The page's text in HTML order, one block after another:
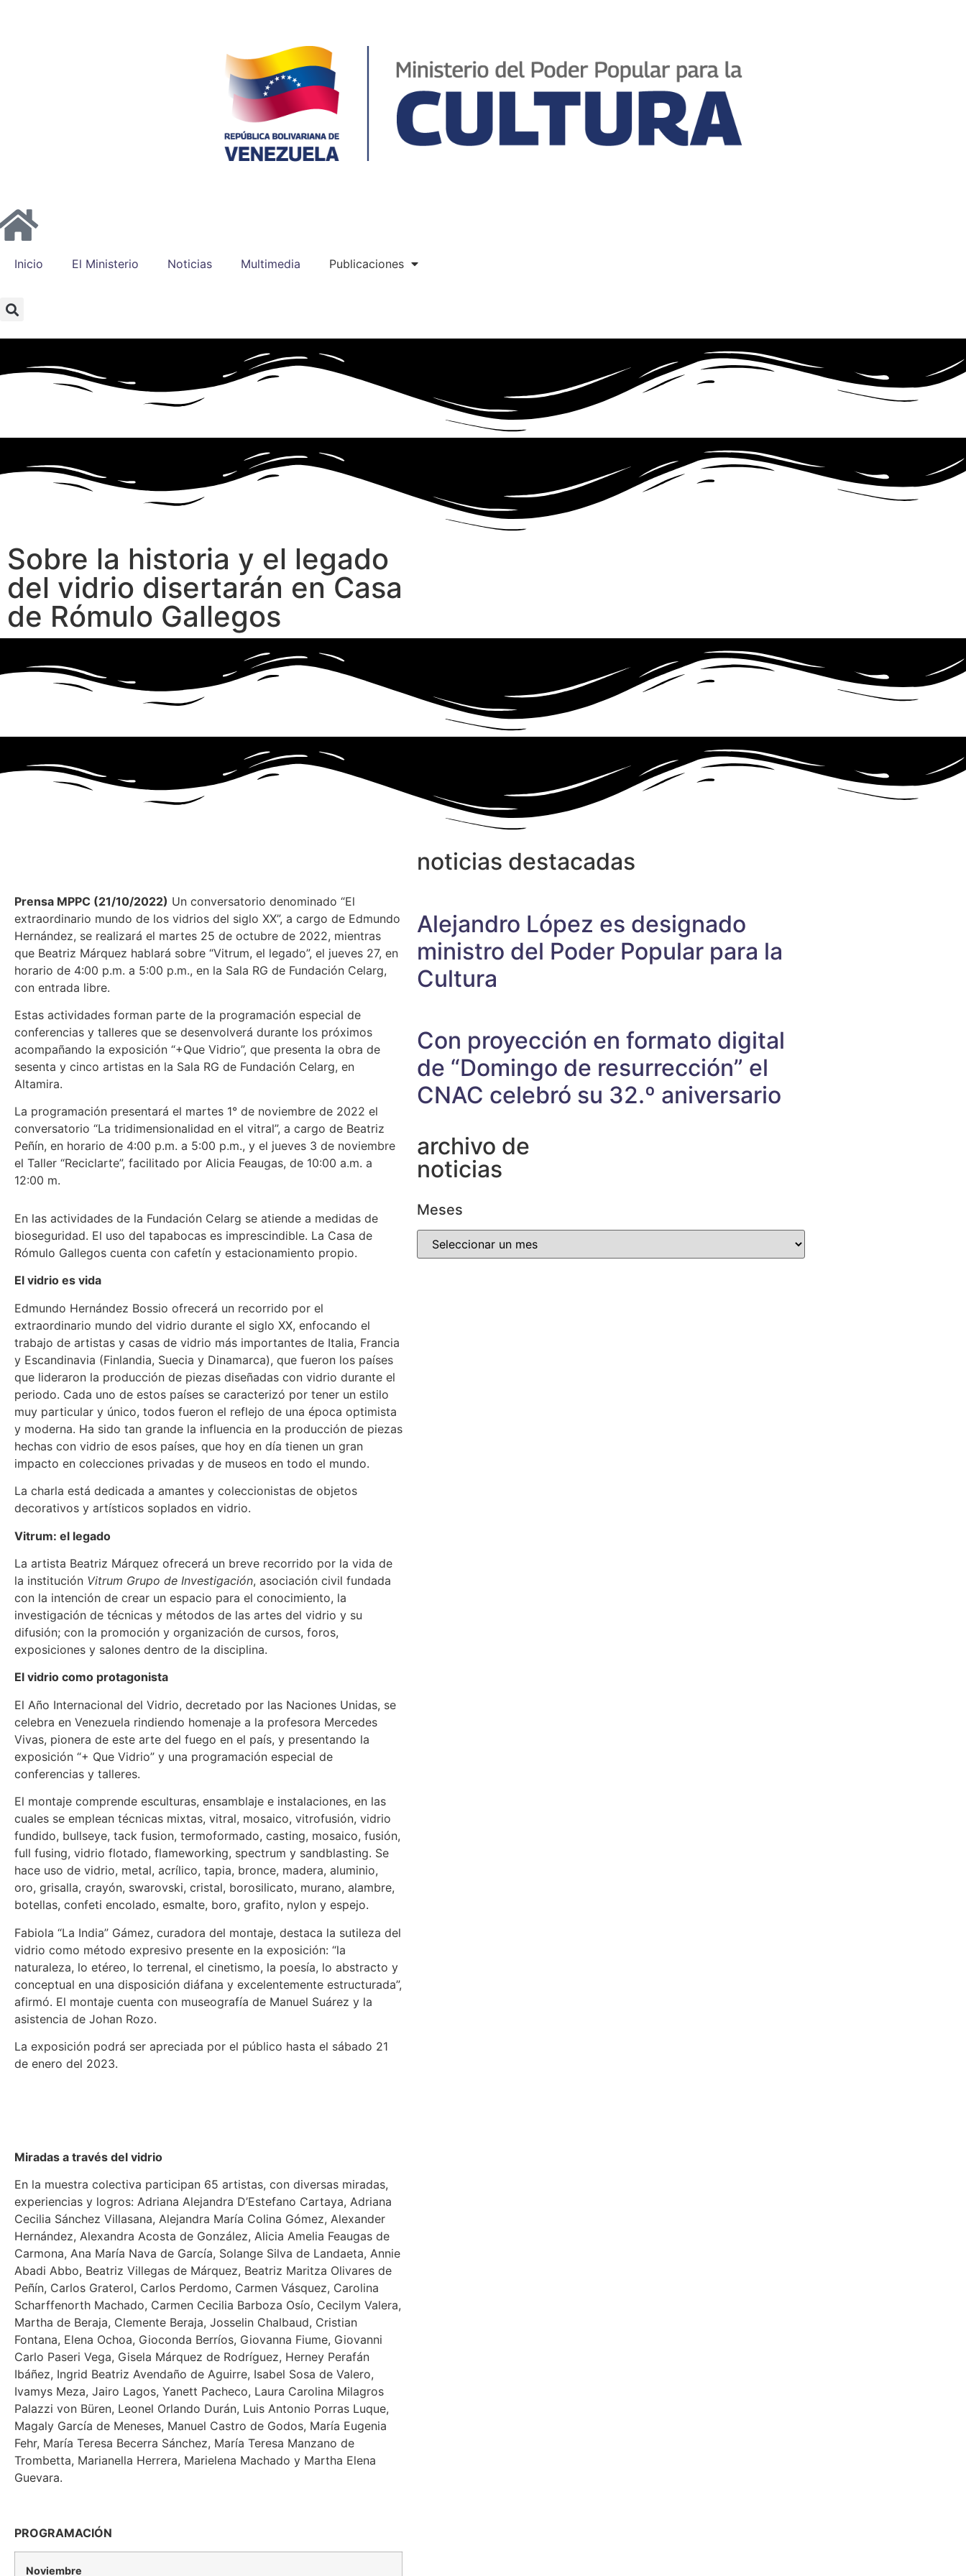
Inicio El Ministerio Noticias Multimedia Publicaciones
Sobre la historia y el legado
del vidrio disertarán en Casa
de Rómulo Gallegos
Prensa MPPC (21/10/2022) Un conversatorio denominado “El
extraordinario mundo de los vidrios del siglo XX”, a cargo de Edmundo
Hernández, se realizará el martes 25 de octubre de 2022, mientras
que Beatriz Márquez hablará sobre “Vitrum, el legado”, el jueves 27, en
horario de 4:00 p.m. a 5:00 p.m., en la Sala RG de Fundación Celarg,
con entrada libre.
Estas actividades forman parte de la programación especial de
conferencias y talleres que se desenvolverá durante los próximos
acompañando la exposición “+Que Vidrio”, que presenta la obra de
sesenta y cinco artistas en la Sala RG de Fundación Celarg, en
Altamira.
La programación presentará el martes 1° de noviembre de 2022 el
conversatorio “La tridimensionalidad en el vitral”, a cargo de Beatriz
Peñín, en horario de 4:00 p.m. a 5:00 p.m., y el jueves 3 de noviembre
el Taller “Reciclarte”, facilitado por Alicia Feaugas, de 10:00 a.m. a
12:00 m.
En las actividades de la Fundación Celarg se atiende a medidas de
bioseguridad. El uso del tapabocas es imprescindible. La Casa de
Rómulo Gallegos cuenta con cafetín y estacionamiento propio.
El vidrio es vida
Edmundo Hernández Bossio ofrecerá un recorrido por el
extraordinario mundo del vidrio durante el siglo XX, enfocando el
trabajo de artistas y casas de vidrio más importantes de Italia, Francia
y Escandinavia (Finlandia, Suecia y Dinamarca), que fueron los países
que lideraron la producción de piezas diseñadas con vidrio durante el
periodo. Cada uno de estos países se caracterizó por tener un estilo
muy particular y único, todos fueron el reflejo de una época optimista
y moderna. Ha sido tan grande la influencia en la producción de piezas
hechas con vidrio de esos países, que hoy en día tienen un gran
impacto en colecciones privadas y de museos en todo el mundo.
La charla está dedicada a amantes y coleccionistas de objetos
decorativos y artísticos soplados en vidrio.
Vitrum: el legado
La artista Beatriz Márquez ofrecerá un breve recorrido por la vida de
la institución Vitrum Grupo de Investigación, asociación civil fundada
con la intención de crear un espacio para el conocimiento, la
investigación de técnicas y métodos de las artes del vidrio y su
difusión; con la promoción y organización de cursos, foros,
exposiciones y salones dentro de la disciplina.
El vidrio como protagonista
El Año Internacional del Vidrio, decretado por las Naciones Unidas, se
celebra en Venezuela rindiendo homenaje a la profesora Mercedes
Vivas, pionera de este arte del fuego en el país, y presentando la
exposición “+ Que Vidrio” y una programación especial de
conferencias y talleres.
El montaje comprende esculturas, ensamblaje e instalaciones, en las
cuales se emplean técnicas mixtas, vitral, mosaico, vitrofusión, vidrio
fundido, bullseye, tack fusion, termoformado, casting, mosaico, fusión,
full fusing, vidrio flotado, flameworking, spectrum y sandblasting. Se
hace uso de vidrio, metal, acrílico, tapia, bronce, madera, aluminio,
oro, grisalla, crayón, swarovski, cristal, borosilicato, murano, alambre,
botellas, confeti encolado, esmalte, boro, grafito, nylon y espejo.
Fabiola “La India” Gámez, curadora del montaje, destaca la sutileza del
vidrio como método expresivo presente en la exposición: “la
naturaleza, lo etéreo, lo terrenal, el cinetismo, la poesía, lo abstracto y
conceptual en una disposición diáfana y excelentemente estructurada”,
afirmó. El montaje cuenta con museografía de Manuel Suárez y la
asistencia de Johan Rozo.
La exposición podrá ser apreciada por el público hasta el sábado 21
de enero del 2023.
Miradas a través del vidrio
En la muestra colectiva participan 65 artistas, con diversas miradas,
experiencias y logros: Adriana Alejandra D’Estefano Cartaya, Adriana
Cecilia Sánchez Villasana, Alejandra María Colina Gómez, Alexander
Hernández, Alexandra Acosta de González, Alicia Amelia Feaugas de
Carmona, Ana María Nava de García, Solange Silva de Landaeta, Annie
Abadi Abbo, Beatriz Villegas de Márquez, Beatriz Maritza Olivares de
Peñín, Carlos Graterol, Carlos Perdomo, Carmen Vásquez, Carolina
Scharffenorth Machado, Carmen Cecilia Barboza Osío, Cecilym Valera,
Martha de Beraja, Clemente Beraja, Josselin Chalbaud, Cristian
Fontana, Elena Ochoa, Gioconda Berríos, Giovanna Fiume, Giovanni
Carlo Paseri Vega, Gisela Márquez de Rodríguez, Herney Perafán
Ibáñez, Ingrid Beatriz Avendaño de Aguirre, Isabel Sosa de Valero,
Ivamys Meza, Jairo Lagos, Yanett Pacheco, Laura Carolina Milagros
Palazzi von Büren, Leonel Orlando Durán, Luis Antonio Porras Luque,
Magaly García de Meneses, Manuel Castro de Godos, María Eugenia
Fehr, María Teresa Becerra Sánchez, María Teresa Manzano de
Trombetta, Marianella Herrera, Marielena Machado y Martha Elena
Guevara.
PROGRAMACIÓN
Noviembre
noticias destacadas
Alejandro López es designado
ministro del Poder Popular para la
Cultura
Con proyección en formato digital
de “Domingo de resurrección” el
CNAC celebró su 32.º aniversario
archivo de
noticias
Meses